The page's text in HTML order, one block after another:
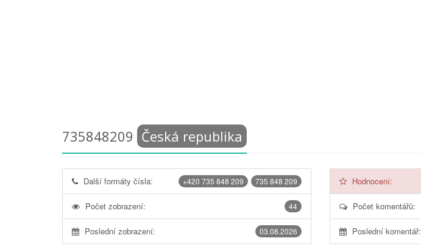
735848209 Česká republika
735 848 209
+420 735 848 209
Další formáty čísla:
44
Počet zobrazení:
03.08.2026
Poslední zobrazení:
Hodnocení:
Počet komentářů:
Poslední komentář: